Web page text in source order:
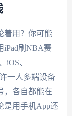
着用？你可能
iPad刷NBA赛
iOS、
一人多端设备
，各自都能在
是用手机App还